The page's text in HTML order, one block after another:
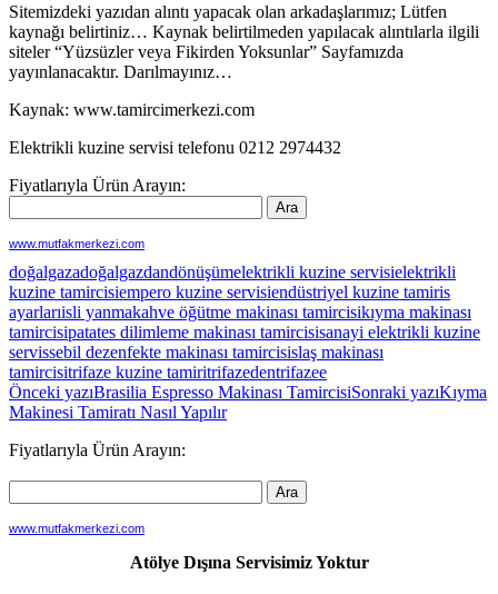
Sitemizdeki yazıdan alıntı yapacak olan arkadaşlarımız; Lütfen
kaynağı belirtiniz… Kaynak belirtilmeden yapılacak alıntılarla ilgili
siteler “Yüzsüzler veya Fikirden Yoksunlar” Sayfamızda
yayınlanacaktır. Darılmayınız…
Kaynak: www.tamircimerkezi.com
Elektrikli kuzine servisi telefonu 0212 2974432
Fiyatlarıyla Ürün Arayın:
www.mutfakmerkezi.com
doğalgazadoğalgazdandönüşümelektrikli kuzine servisielektrikli
kuzine tamircisiempero kuzine servisiendüstriyel kuzine tamiris
ayarlarıisli yanmakahve öğütme makinası tamircisikıyma makinası
tamircisipatates dilimleme makinası tamircisisanayi elektrikli kuzine
servissebil dezenfekte makinası tamircisislaş makinası
tamircisitrifaze kuzine tamiritrifazedentrifazee
Yazı
dolaşımı
Önceki yazıBrasilia Espresso Makinası TamircisiSonraki yazıKıyma
Makinesi Tamiratı Nasıl Yapılır
Fiyatlarıyla Ürün Arayın:
www.mutfakmerkezi.com
Atölye Dışına Servisimiz Yoktur